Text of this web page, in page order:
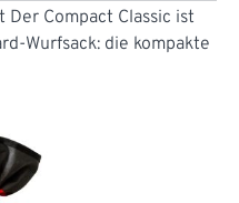
Compact Classic ist
Wurfsack: die kompakte